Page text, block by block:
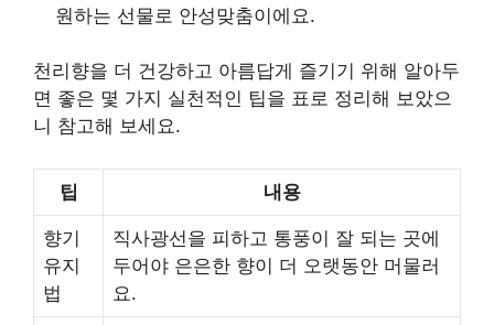
원하는 선물로 안성맞춤이에요.
천리향을 더 건강하고 아름답게 즐기기 위해 알아두
면 좋은 몇 가지 실천적인 팁을 표로 정리해 보았으
니 참고해 보세요.
팁 내용
향기
유지
법
직사광선을 피하고 통풍이 잘 되는 곳에
두어야 은은한 향이 더 오랫동안 머물러
요.